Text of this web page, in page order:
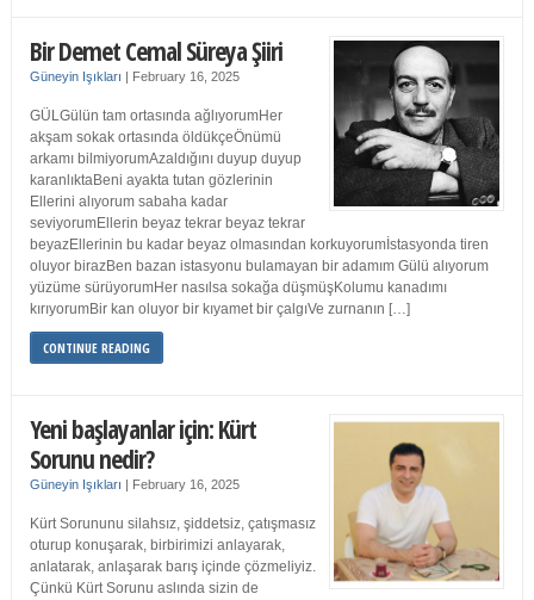
Bir Demet Cemal Süreya Şiiri
Güneyin Işıkları | February 16, 2025
GÜLGülün tam ortasında ağlıyorumHer
akşam sokak ortasında öldükçeÖnümü
arkamı bilmiyorumAzaldığını duyup duyup
karanlıktaBeni ayakta tutan gözlerinin
Ellerini alıyorum sabaha kadar
seviyorumEllerin beyaz tekrar beyaz tekrar
beyazEllerinin bu kadar beyaz olmasından korkuyorumİstasyonda tiren
oluyor birazBen bazan istasyonu bulamayan bir adamım Gülü alıyorum
yüzüme sürüyorumHer nasılsa sokağa düşmüşKolumu kanadımı
kırıyorumBir kan oluyor bir kıyamet bir çalgıVe zurnanın […]
CONTINUE READING
Yeni başlayanlar için: Kürt
Sorunu nedir?
Güneyin Işıkları | February 16, 2025
Kürt Sorununu silahsız, şiddetsiz, çatışmasız
oturup konuşarak, birbirimizi anlayarak,
anlatarak, anlaşarak barış içinde çözmeliyiz.
Çünkü Kürt Sorunu aslında sizin de